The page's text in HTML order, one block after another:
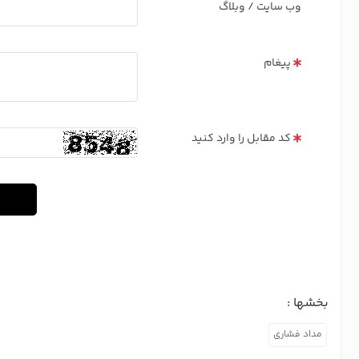
وب سایت / وبلاگ
پیغام
کد مقابل را وارد کنید
بخشها :
مداد فشاری